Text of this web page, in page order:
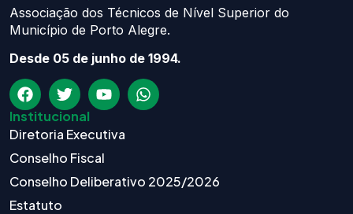
Associação dos Técnicos de Nível Superior do
Município de Porto Alegre.
Desde 05 de junho de 1994.
Institucional
Diretoria Executiva
Conselho Fiscal
Conselho Deliberativo 2025/2026
Estatuto